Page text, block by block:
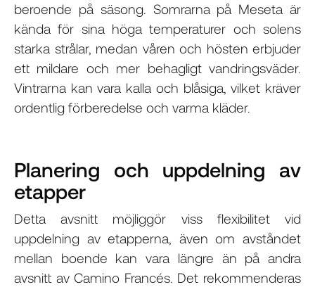
beroende på säsong. Somrarna på Meseta är
kända för sina höga temperaturer och solens
starka strålar, medan våren och hösten erbjuder
ett mildare och mer behagligt vandringsväder.
Vintrarna kan vara kalla och blåsiga, vilket kräver
ordentlig förberedelse och varma kläder.
Planering och uppdelning av
etapper
Detta avsnitt möjliggör viss flexibilitet vid
uppdelning av etapperna, även om avståndet
mellan boende kan vara längre än på andra
avsnitt av Camino Francés. Det rekommenderas